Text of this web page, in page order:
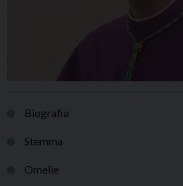
Biografia
Stemma
Omelie